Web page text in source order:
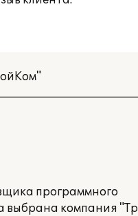
программного
выбрана компания